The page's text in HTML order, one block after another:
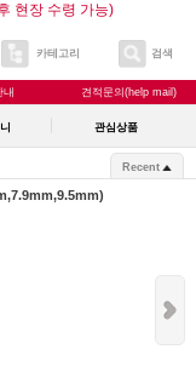
현장 수령 가능)
카테고리 검색
내 견적문의(help mail)
관심상품
Recent